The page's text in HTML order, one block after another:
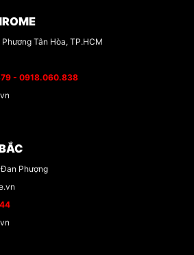
Tân Hòa, TP.HCM
- 0918.060.838
Phượng